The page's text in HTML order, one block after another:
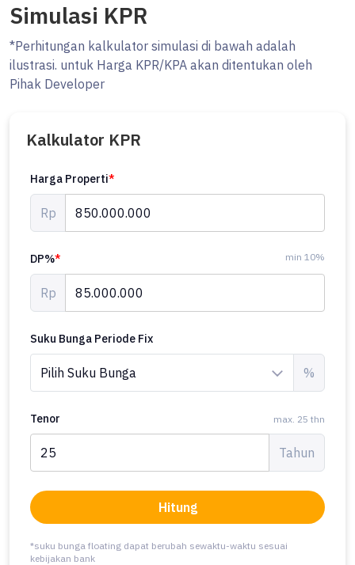
Simulasi KPR
*Perhitungan kalkulator simulasi di bawah adalah
ilustrasi. untuk Harga KPR/KPA akan ditentukan oleh
Pihak Developer
Kalkulator KPR
Harga Properti*
Rp
DP%* min 10%
Rp
Suku Bunga Periode Fix
%
Tenor max. 25 thn
Tahun
Hitung
*suku bunga floating dapat berubah sewaktu-waktu sesuai
kebijakan bank